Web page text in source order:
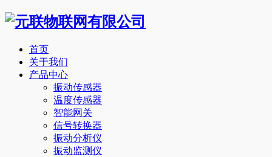
首页
关于我们
产品中心
振动传感器
温度传感器
智能网关
信号转换器
振动分析仪
振动监测仪